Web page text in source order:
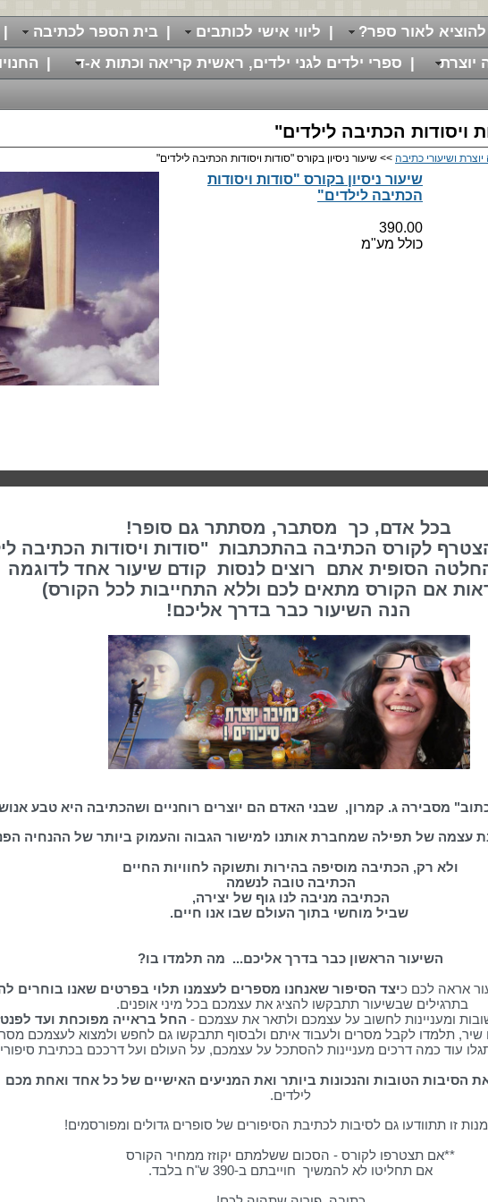
להוציא לאור ספר? | ליווי אישי לכותבים | בית הספר לכתיבה
|
יוצרת
| ספרי ילדים לגני ילדים, ראשית קריאה וכתות א-ד |
ויסודות הכתיבה לילדים"
ושיעורי כתיבה >> שיעור ניסיון בקורס "סודות ויסודות הכתיבה לילדים"
שיעור ניסיון בקורס "סודות ויסודות
הכתיבה לילדים"
390.00
כולל מע"מ
בכל אדם, כך מסתבר, מסתתר גם סופר!
לקורס הכתיבה בהתכתבות "סודות ויסודות הכתיבה
הסופית אתם רוצים לנסות קודם שיעור אחד לדוגמה
אם הקורס מתאים לכם וללא התחייבות לכל הקורס)
הנה השיעור כבר בדרך אליכם!
מסבירה ג. קמרון, שבני האדם הם יוצרים רוחניים ושהכתיבה היא טבע
עצמה של תפילה שמחברת אותנו למישור הגבוה והעמוק ביותר של ההנחיה
ולא רק, הכתיבה מוסיפה בהירות ותשוקה לחוויות החיים
הכתיבה טובה לנשמה
הכתיבה מניבה לנו גוף של יצירה,
שביל מוחשי בתוך העולם שבו אנו חיים.
השיעור הראשון כבר בדרך אליכם... מה תלמדו בו?
אראה לכם כיצד הסיפור שאנחנו מספרים לעצמנו תלוי בפרטים שאנו בוחרים
בתרגילים שבשיעור תתבקשו להציג את עצמכם בכל מיני אופנים.
ומעניינות לחשוב על עצמכם ולתאר את עצמכם - החל בראייה מפוכחת ועד
תלמדו לקבל מסרים ולעבוד איתם ולבסוף תתבקשו גם לחפש ולמצוא לעצמכם
עוד כמה דרכים מעניינות להסתכל על עצמכם, על העולם ועל דרככם בכתיבת
הסיבות הטובות והנכונות ביותר ואת המניעים האישיים של כל אחד ואחת מכם
לילדים.
זו תתוודעו גם לסיבות לכתיבת הסיפורים של סופרים גדולים ומפורסמים!
**אם תצטרפו לקורס - הסכום ששלמתם יקוזז ממחיר הקורס
אם תחליטו לא להמשיך חוייבתם ב-390 ש"ח בלבד.